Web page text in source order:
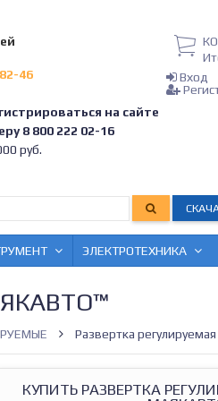
46
на сайте
8 800 222 02-16
руб.
Вход
ЭЛЕКТРОТЕХНИКА
Развертка
КУПИТЬ РАЗВЕРТКА